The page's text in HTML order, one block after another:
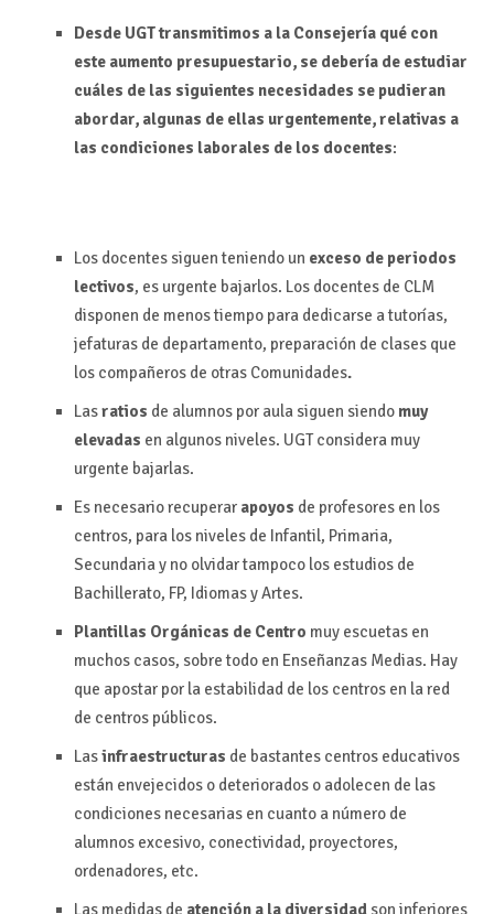
Desde UGT transmitimos a la Consejería qué con
este aumento presupuestario, se debería de estudiar
cuáles de las siguientes necesidades se pudieran
abordar, algunas de ellas urgentemente, relativas a
las condiciones laborales de los docentes:
Los docentes siguen teniendo un exceso de periodos
lectivos, es urgente bajarlos. Los docentes de CLM
disponen de menos tiempo para dedicarse a tutorías,
jefaturas de departamento, preparación de clases que
los compañeros de otras Comunidades.
Lasratios de alumnos por aula siguen siendomuy
elevadas en algunos niveles. UGT considera muy
urgente bajarlas.
Es necesario recuperar apoyos de profesores en los
centros, para los niveles de Infantil, Primaria,
Secundaria y no olvidar tampoco los estudios de
Bachillerato, FP, Idiomas y Artes.
Plantillas Orgánicas de Centro muy escuetas en
muchos casos, sobre todo en Enseñanzas Medias. Hay
que apostar por la estabilidad de los centros en la red
de centros públicos.
Lasinfraestructuras de bastantes centros educativos
están envejecidos o deteriorados o adolecen de las
condiciones necesarias en cuanto a número de
alumnos excesivo, conectividad, proyectores,
ordenadores, etc.
Las medidas de atención a la diversidadson inferiores